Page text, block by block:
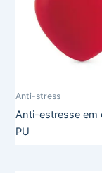
Anti-stress
Anti-estresse em
PU